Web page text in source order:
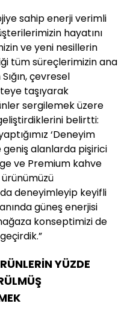
sahip enerji verimli
hayatını
ve yeni nesillerin
tüm süreçlerimizin ana
çevresel
taşıyarak
sergilemek üzere
belirtti:
‘Deneyim
geniş alanlarda pişirici
ve Premium kahve
deneyimleyip keyifli
güneş enerjisi
konseptimizi de
YÜZDE